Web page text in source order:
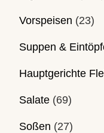
Vorspeisen (23)
Suppen &
Hauptgerichte
Salate (69)
Soßen (27)